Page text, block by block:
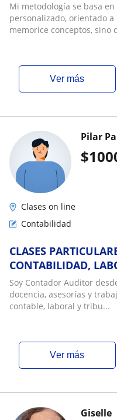
Mi metodología se basa
personalizado, orientado
memorice conceptos, sino
ver más
$
Pilar
Clases on line
Contabilidad
CLASES
CONTABILIDAD,
Soy Contador Auditor
docencia, asesorías y
contable, laboral y tribu...
ver más
Giselle